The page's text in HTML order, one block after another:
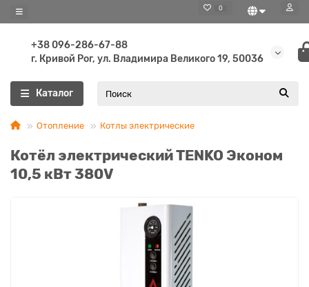
0
+38 096-286-67-88
г. Кривой Рог, ул. Владимира Великого 19, 50036
Каталог
Отопление Котлы электрические
Котёл электрический TENKO Эконом
10,5 кВт 380V